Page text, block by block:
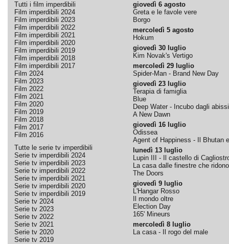
Tutti i film imperdibili
Film imperdibili 2024
Film imperdibili 2023
Film imperdibili 2022
Film imperdibili 2021
Film imperdibili 2020
Film imperdibili 2019
Film imperdibili 2018
Film imperdibili 2017
Film 2024
Film 2023
Film 2022
Film 2021
Film 2020
Film 2019
Film 2018
Film 2017
Film 2016
Tutte le serie tv imperdibili
Serie tv imperdibili 2024
Serie tv imperdibili 2023
Serie tv imperdibili 2022
Serie tv imperdibili 2021
Serie tv imperdibili 2020
Serie tv imperdibili 2019
Serie tv 2024
Serie tv 2023
Serie tv 2022
Serie tv 2021
Serie tv 2020
Serie tv 2019
giovedì 6 agosto
Greta e le favole vere
Borgo
mercoledì 5 agosto
Hokum
giovedì 30 luglio
Kim Novak's Vertigo
mercoledì 29 luglio
Spider-Man - Brand New Day
giovedì 23 luglio
Terapia di famiglia
Blue
Deep Water - Incubo dagli abissi
A New Dawn
giovedì 16 luglio
Odissea
Agent of Happiness - Il Bhutan
lunedì 13 luglio
Lupin III - Il castello di
La casa dalle finestre che ridono
The Doors
giovedì 9 luglio
L'Hangar Rosso
Il mondo oltre
Election Day
165' Mineurs
mercoledì 8 luglio
La casa - Il rogo del male